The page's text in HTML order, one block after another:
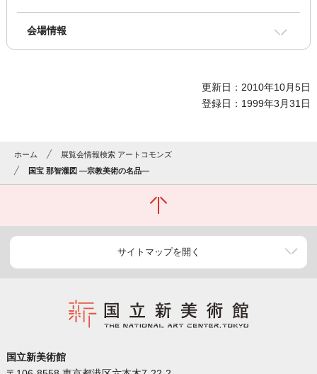
会場情報
更新日：2010年10月5日
登録日：1999年3月31日
ホーム
展覧会情報検索 アートコモンズ
国宝 那智瀧図 ―宗教美術の名品―
サイトマップを開く
国立新美術館